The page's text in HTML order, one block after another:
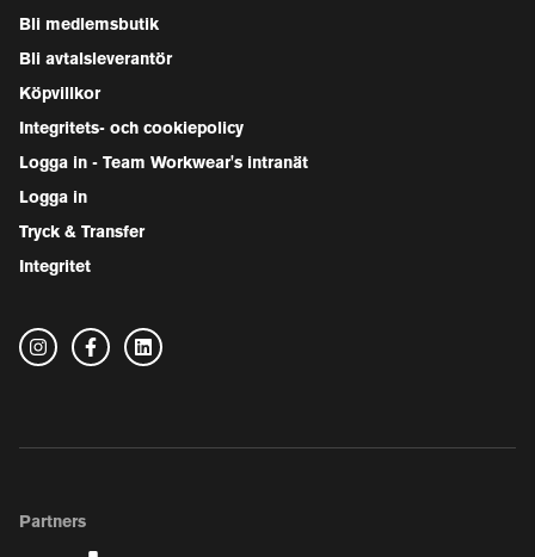
Bli medlemsbutik
Bli avtalsleverantör
Köpvillkor
Integritets- och cookiepolicy
Logga in - Team Workwear's intranät
Logga in
Tryck & Transfer
Integritet
Partners